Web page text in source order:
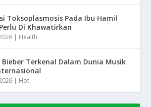
Toksoplasmosis Pada Ibu Hamil
Di Khawatirkan
| Health
Bieber Terkenal Dalam Dunia Musik
| Hot